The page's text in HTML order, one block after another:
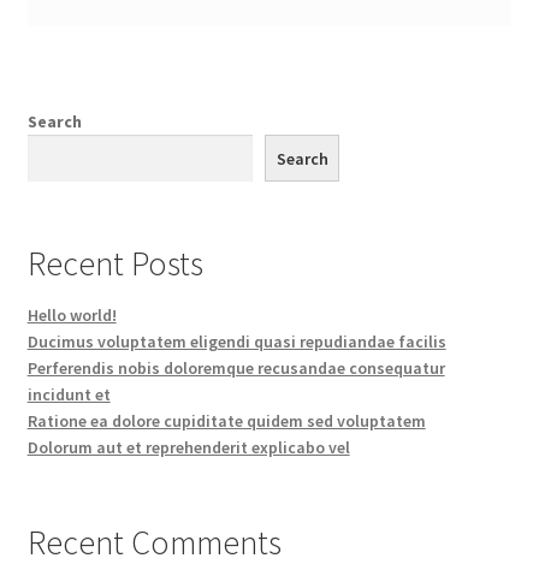
Search
Search
Recent Posts
Hello world!
Ducimus voluptatem eligendi quasi repudiandae facilis
Perferendis nobis doloremque recusandae consequatur
incidunt et
Ratione ea dolore cupiditate quidem sed voluptatem
Dolorum aut et reprehenderit explicabo vel
Recent Comments